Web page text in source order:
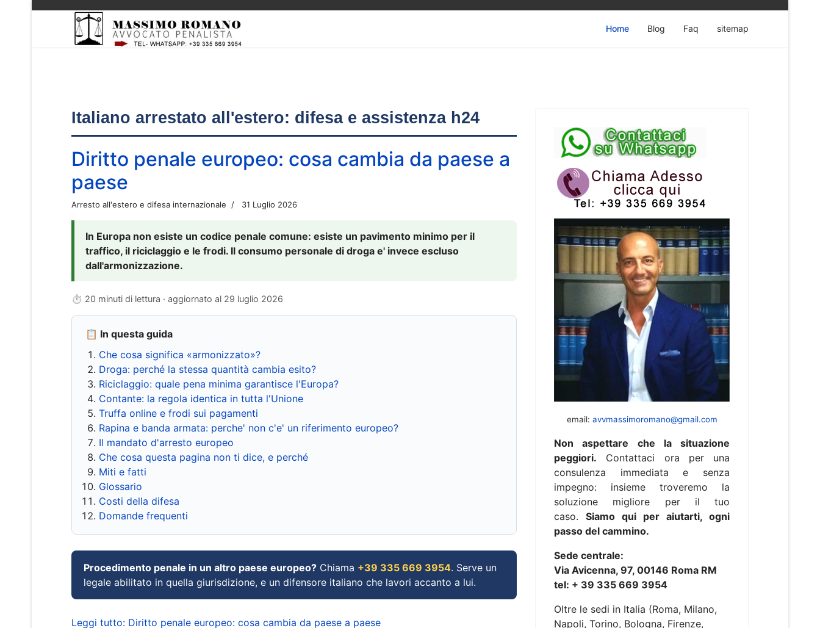
Home Blog Faq sitemap
Italiano arrestato all'estero: difesa e assistenza h24
Diritto penale europeo: cosa cambia da paese a
paese
Arresto all'estero e difesa internazionale 31 Luglio 2026
In Europa non esiste un codice penale comune: esiste un pavimento minimo per il
traffico, il riciclaggio e le frodi. Il consumo personale di droga e' invece escluso
dall'armonizzazione.
⏱ 20 minuti di lettura · aggiornato al 29 luglio 2026
📋 In questa guida
Che cosa significa «armonizzato»?
Droga: perché la stessa quantità cambia esito?
Riciclaggio: quale pena minima garantisce l'Europa?
Contante: la regola identica in tutta l'Unione
Truffa online e frodi sui pagamenti
Rapina e banda armata: perche' non c'e' un riferimento europeo?
Il mandato d'arresto europeo
Che cosa questa pagina non ti dice, e perché
Miti e fatti
Glossario
Costi della difesa
Domande frequenti
Procedimento penale in un altro paese europeo? Chiama +39 335 669 3954. Serve un
legale abilitato in quella giurisdizione, e un difensore italiano che lavori accanto a lui.
Leggi tutto: Diritto penale europeo: cosa cambia da paese a paese
email: avvmassimoromano@gmail.com
Non aspettare che la situazione
peggiori. Contattaci ora per una
consulenza immediata e senza
impegno: insieme troveremo la
soluzione migliore per il tuo
caso. Siamo qui per aiutarti, ogni
passo del cammino.
Sede centrale:
Via Avicenna, 97, 00146 Roma RM
tel: + 39 335 669 3954
Oltre le sedi in Italia (Roma, Milano,
Napoli, Torino, Bologna, Firenze,